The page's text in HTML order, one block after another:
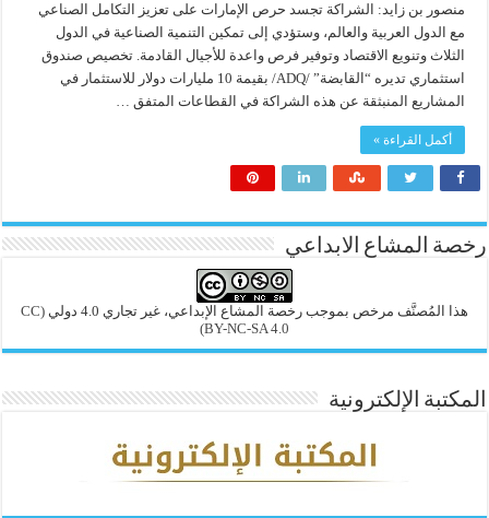
منصور بن زايد: الشراكة تجسد حرص الإمارات على تعزيز التكامل الصناعي
مع الدول العربية والعالم، وستؤدي إلى تمكين التنمية الصناعية في الدول
الثلاث وتنويع الاقتصاد وتوفير فرص واعدة للأجيال القادمة. تخصيص صندوق
استثماري تديره “القابضة” /ADQ/ بقيمة 10 مليارات دولار للاستثمار في
المشاريع المنبثقة عن هذه الشراكة في القطاعات المتفق …
أكمل القراءة »
رخصة المشاع الابداعي
هذا المُصنَّف مرخص بموجب رخصة المشاع الإبداعي، غير تجاري 4.0 دولي
(CC
BY-NC-SA 4.0)
المكتبة الإلكترونية